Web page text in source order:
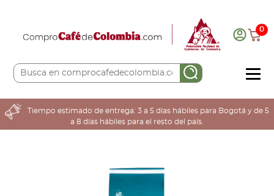
0
COMPRA AQUÍ
COLOMBIA CAFETERA
Tiempo estimado de entrega: 3 a 5 días hábiles para Bogotá y de 5
a 8 días hábiles para el resto del país.